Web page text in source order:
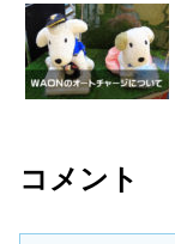
コメント